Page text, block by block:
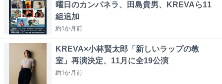
曜日のカンパネラ、田島貴男、KREVAら11
組追加
約1か月前
KREVA×小林賢太郎「新しいラップの教
室」再演決定、11月に全19公演
約1か月前